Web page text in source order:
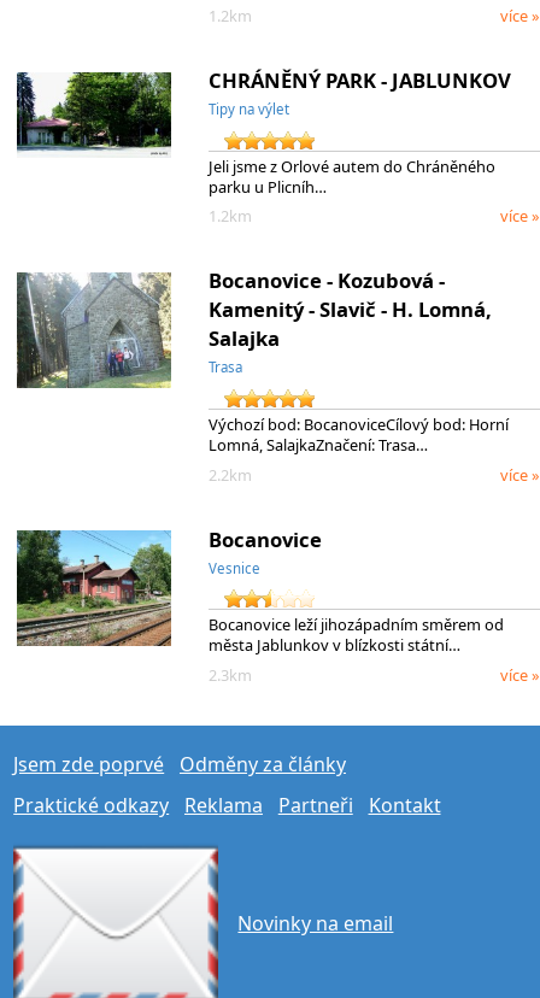
1.2km
více »
CHRÁNĚNÝ PARK - JABLUNKOV
Tipy na výlet
Jeli jsme z Orlové autem do Chráněného
parku u Plicníh…
1.2km
více »
Bocanovice - Kozubová -
Kamenitý - Slavič - H. Lomná,
Salajka
Trasa
Výchozí bod: BocanoviceCílový bod: Horní
Lomná, SalajkaZnačení: Trasa…
2.2km
více »
Bocanovice
Vesnice
Bocanovice leží jihozápadním směrem od
města Jablunkov v blízkosti státní…
2.3km
více »
Jsem zde poprvé
Odměny za články
Praktické odkazy
Reklama Partneři Kontakt
Novinky na email